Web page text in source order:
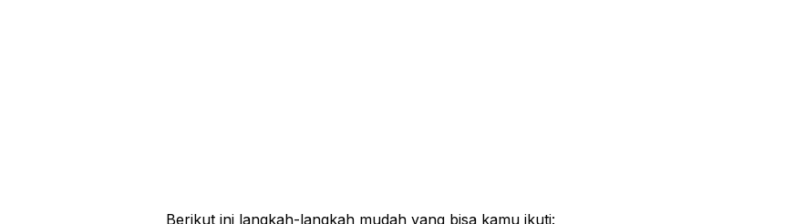
Berikut ini langkah-langkah mudah yang bisa kamu ikuti: